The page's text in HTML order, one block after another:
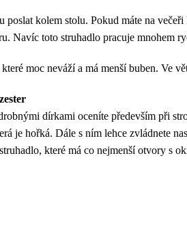
poslat kolem stolu. Pokud máte na
Navíc toto struhadlo pracuje mnohem
moc neváží a má menší buben. Ve
dírkami oceníte především při
je hořká. Dále s ním lehce zvládnete
které má co nejmenší otvory s